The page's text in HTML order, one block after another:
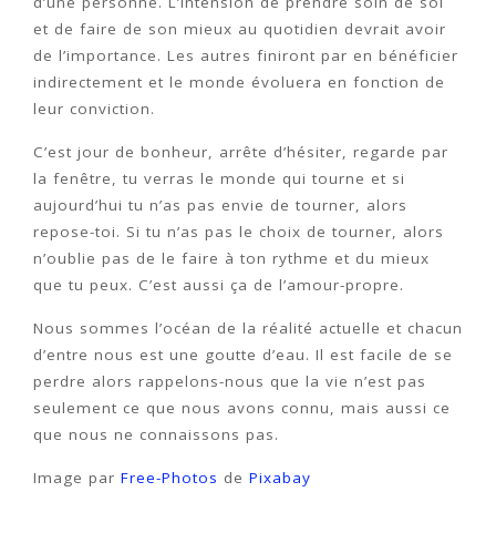
et de faire de son mieux au quotidien devrait avoir
de l’importance. Les autres finiront par en bénéficier
indirectement et le monde évoluera en fonction de
leur conviction.
C’est jour de bonheur, arrête d’hésiter, regarde par
la fenêtre, tu verras le monde qui tourne et si
aujourd’hui tu n’as pas envie de tourner, alors
repose-toi. Si tu n’as pas le choix de tourner, alors
n’oublie pas de le faire à ton rythme et du mieux
que tu peux. C’est aussi ça de l’amour-propre.
Nous sommes l’océan de la réalité actuelle et chacun
d’entre nous est une goutte d’eau. Il est facile de se
perdre alors rappelons-nous que la vie n’est pas
seulement ce que nous avons connu, mais aussi ce
que nous ne connaissons pas.
Image par Free-Photos de Pixabay